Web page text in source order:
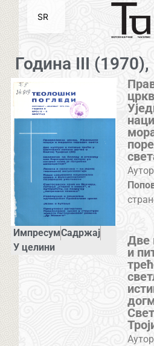
Година III (1970),
ИмпресумСадржај
У целини
Две
и
SR
EN